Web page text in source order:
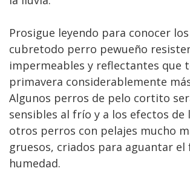
Prosigue leyendo para conocer
cubretodo perro pewueño
impermeables y reflectantes que
primavera considerablemente
Algunos perros de pelo cortito
sensibles al frío y a los efectos de
otros perros con pelajes mucho
gruesos, criados para aguantar el
humedad.